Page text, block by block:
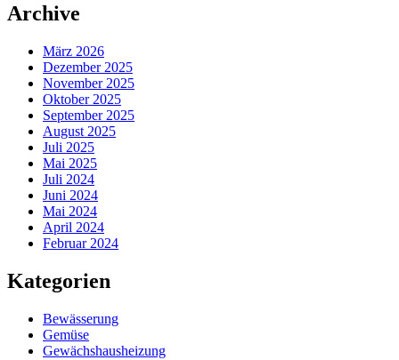
Archive
März 2026
Dezember 2025
November 2025
Oktober 2025
September 2025
August 2025
Juli 2025
Mai 2025
Juli 2024
Juni 2024
Mai 2024
April 2024
Februar 2024
Kategorien
Bewässerung
Gemüse
Gewächshausheizung